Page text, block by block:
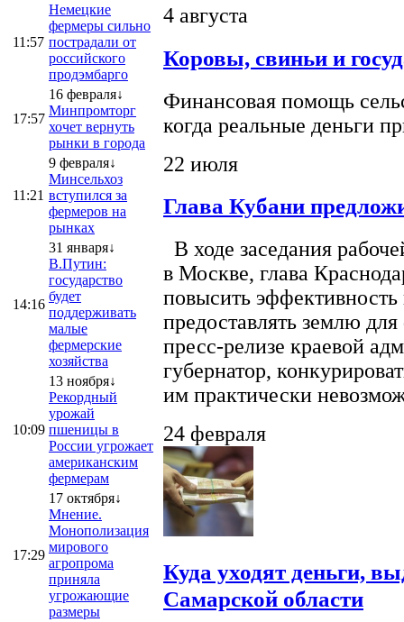
11:57
Немецкие
фермеры сильно
пострадали от
российского
продэмбарго
17:57
16 февраля↓
Минпромторг
хочет вернуть
рынки в города
11:21
9 февраля↓
Минсельхоз
вступился за
фермеров на
рынках
14:16
31 января↓
В.Путин:
государство
будет
поддерживать
малые
фермерские
хозяйства
10:09
13 ноября↓
Рекордный
урожай
пшеницы в
России угрожает
американским
фермерам
17:29
17 октября↓
Мнение.
Монополизация
мирового
агропрома
приняла
угрожающие
размеры
4 августа
Коровы, свиньи и
Финансовая помощь
когда реальные деньги
22 июля
Глава Кубани
В ходе заседания
в Москве, глава
повысить эффективность
предоставлять землю
пресс-релизе краевой
губернатор,
им практически
24 февраля
Куда уходят деньги,
Самарской области